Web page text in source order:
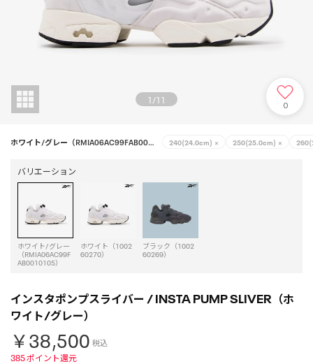
1/11 0
ホワイト/グレー（RMIA06AC99FAB0010105） 240(24.0cm) × 250(25.0cm) ×
バリエーション
ホワイト/グレー
（RMIA06AC99F
AB0010105）
ホワイト（1002
60270）
ブラック（1002
60269）
インスタポンプスライバー / INSTA PUMP SLIVER（ホ
ワイト/グレー）
￥38,500 税込
385ポイント還元